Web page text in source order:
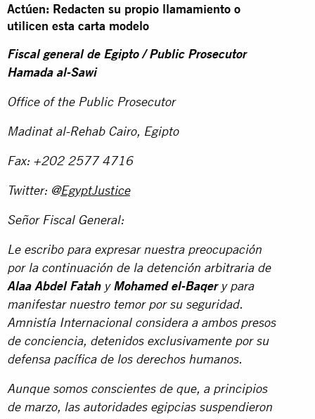
Actúen: Redacten su propio llamamiento o
utilicen esta carta modelo
Fiscal general de Egipto / Public Prosecutor
Hamada al-Sawi
Office of the Public Prosecutor
Madinat al-Rehab Cairo, Egipto
Fax: +202 2577 4716
Twitter: @EgyptJustice
Señor Fiscal General:
Le escribo para expresar nuestra preocupación
por la continuación de la detención arbitraria de
Alaa Abdel Fatahy Mohamed el-Baqery para
manifestar nuestro temor por su seguridad.
Amnistía Internacional considera a ambos presos
de conciencia, detenidos exclusivamente por su
defensa pacífica de los derechos humanos.
Aunque somos conscientes de que, a principios
de marzo, las autoridades egipcias suspendieron